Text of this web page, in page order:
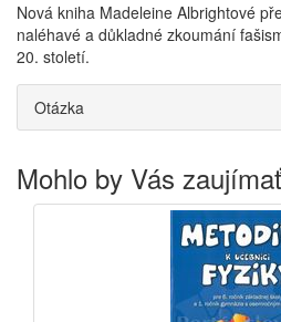
Nová kniha Madeleine Albrightové
naléhavé a důkladné zkoumání
20. století.
Otázka
Mohlo by Vás zaujímať